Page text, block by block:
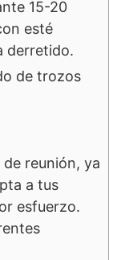
15-20
esté
derretido.
de trozos
reunión, ya
a tus
esfuerzo.